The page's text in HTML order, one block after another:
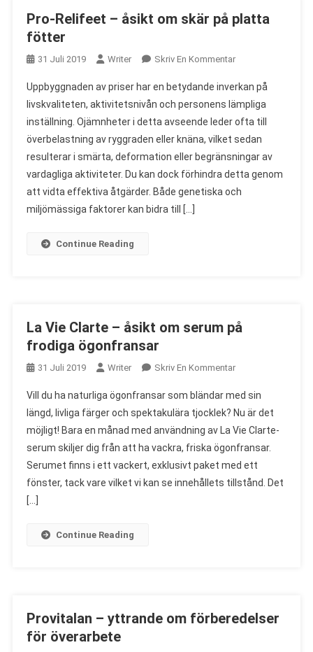
Pro-Relifeet – åsikt om skär på platta
fötter
31 Juli 2019 Writer Skriv En KommentarOn
Relifeet
–
Åsikt
Om
Skär
På
Platta
Uppbyggnaden av priser har en betydande inverkan på
livskvaliteten, aktivitetsnivån och personens lämpliga
inställning. Ojämnheter i detta avseende leder ofta till
överbelastning av ryggraden eller knäna, vilket sedan
resulterar i smärta, deformation eller begränsningar av
vardagliga aktiviteter. Du kan dock förhindra detta genom
att vidta effektiva åtgärder. Både genetiska och
miljömässiga faktorer kan bidra till […]
Continue Reading
La Vie Clarte – åsikt om serum på
frodiga ögonfransar
31 Juli 2019 Writer Skriv En KommentarOn
Vie
Clarte
–
Åsikt
Om
Serum
Vill du ha naturliga ögonfransar som bländar med sin
längd, livliga färger och spektakulära tjocklek? Nu är det
möjligt! Bara en månad med användning av La Vie Clarte-
serum skiljer dig från att ha vackra, friska ögonfransar.
Serumet finns i ett vackert, exklusivt paket med ett
fönster, tack vare vilket vi kan se innehållets tillstånd. Det
[…]
Continue Reading
Provitalan – yttrande om förberedelser
för överarbete